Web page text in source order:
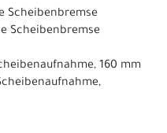
Scheibenbremse
Scheibenbremse
160 mm